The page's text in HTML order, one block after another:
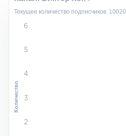
Текущее количество подписчиков: 10020
6
5
4
3
2
Количество